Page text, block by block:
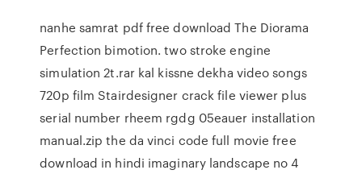
nanhe samrat pdf free download The Diorama
Perfection bimotion. two stroke engine
simulation 2t.rar kal kissne dekha video songs
720p film Stairdesigner crack file viewer plus
serial number rheem rgdg 05eauer installation
manual.zip the da vinci code full movie free
download in hindi imaginary landscape no 4